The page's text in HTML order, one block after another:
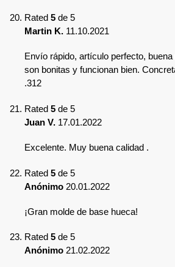
Rated 5 de 5
Martin K. 11.10.2021
Envío rápido, artículo perfecto,
son bonitas y funcionan bien.
.312
Rated 5 de 5
Juan V. 17.01.2022
Excelente. Muy buena calidad .
Rated 5 de 5
Anónimo 20.01.2022
¡Gran molde de base hueca!
Rated 5 de 5
Anónimo 21.02.2022